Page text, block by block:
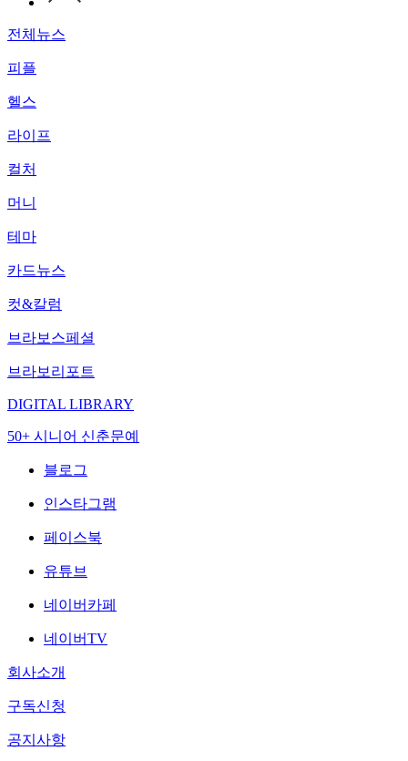
전체뉴스
피플
헬스
라이프
컬처
머니
테마
카드뉴스
컷&칼럼
브라보스페셜
브라보리포트
DIGITAL LIBRARY
50+ 시니어 신춘문예
블로그
인스타그램
페이스북
유튜브
네이버카페
네이버TV
회사소개
구독신청
공지사항